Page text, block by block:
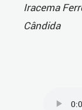
Iracema
Cândida